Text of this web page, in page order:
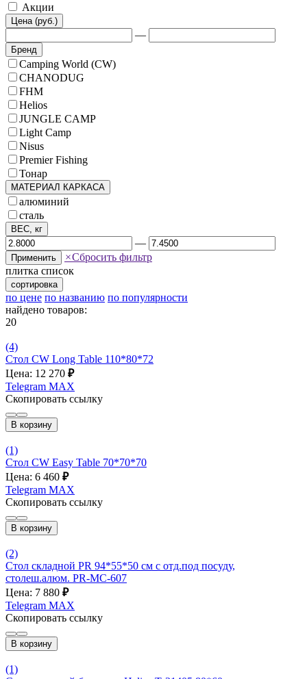
Акции
Цена (руб.)
—
Бренд
Camping World (CW)
CHANODUG
FHM
Helios
JUNGLE CAMP
Light Camp
Nisus
Premier Fishing
Тонар
МАТЕРИАЛ КАРКАСА
алюминий
сталь
ВЕС, кг
—
Применить ×Сбросить фильтр
плитка список
сортировка
по цене по названию по популярности
найдено товаров:
20
(4)
Стол CW Long Tablе 110*80*72
Цена: 12 270 ₽
Telegram MAX
Скопировать ссылку
В корзину
(1)
Стол CW Easy Table 70*70*70
Цена: 6 460 ₽
Telegram MAX
Скопировать ссылку
В корзину
(2)
Стол складной PR 94*55*50 см с отд.под посуду,
столеш.алюм. PR-MC-607
Цена: 7 880 ₽
Telegram MAX
Скопировать ссылку
В корзину
(1)